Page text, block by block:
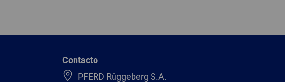
Contacto
PFERD Rüggeberg S.A.